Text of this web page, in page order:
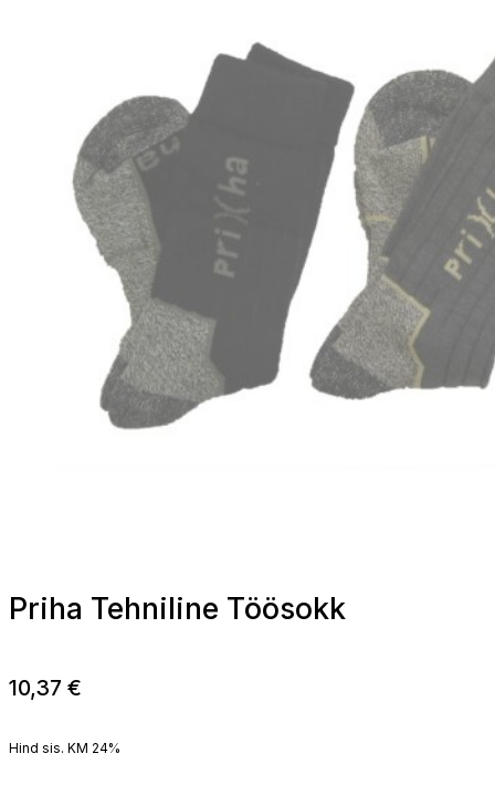
Priha Tehniline Töösokk
10,37 €
Hind sis. KM 24%